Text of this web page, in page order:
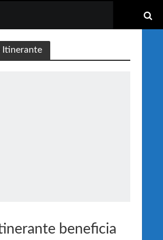
Itinerante
beneficia